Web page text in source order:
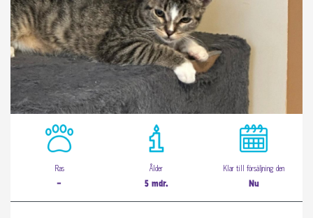
Ras
-
Ålder
5 mdr.
Klar till försäljning den
Nu